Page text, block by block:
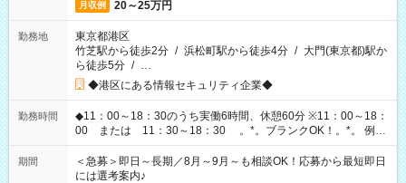
月収例 20～25万円
勤務地
東京都港区
竹芝駅から徒歩2分 / 浜松町駅から徒歩4分 / 大門(東京都)駅か
ら徒歩5分 / …
◆港区にある情報セキュリティ企業◆
勤務時間
◆11：00～18：30のうち実働6時間、休憩60分 ※11：00～18：
00 または 11：30～18：30 。*。ブランクOK！。*。 例え
ば前職が、 在宅/財団法人/事務/コールセンター/受付/販売/カフェ
スタッフ スイーツ販売/ホテルフロント/化粧品販売/など 様々な
業界から入社して活躍されています♪
期間
＜急募＞即日～長期／8月～9月～も相談OK！応募から最短即日
には選考案内♪